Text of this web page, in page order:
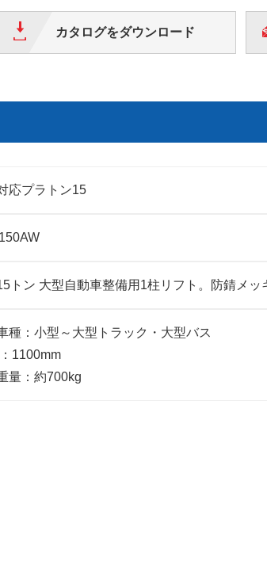
カタログをダウンロード
応プラトン15
トン 大型自動車整備用1柱リフト。防錆メッ
種：小型～大型トラック・大型バス
1100mm
量：約700kg